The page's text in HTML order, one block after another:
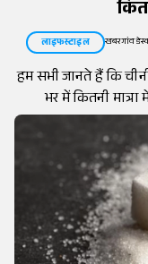
लाइफस्टाइल खबरगांव
हम सभी जानते हैं कि
भर में कितनी